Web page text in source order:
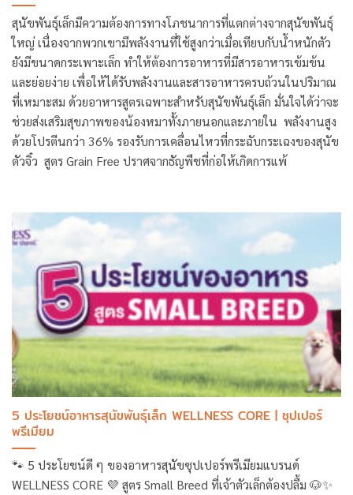
สุนัขพันธุ์เล็กมีความต้องการทางโภชนาการที่แตกต่างจากสุนัขพันธุ์
ใหญ่ เนื่องจากพวกเขามีพลังงานที่ใช้สูงกว่าเมื่อเทียบกับน้ำหนักตัว
ยังมีขนาดกระเพาะเล็ก ทำให้ต้องการอาหารที่มีสารอาหารเข้มข้น
และย่อยง่าย เพื่อให้ได้รับพลังงานและสารอาหารครบถ้วนในปริมาณ
ที่เหมาะสม ด้วยอาหารสูตรเฉพาะสำหรับสุนัขพันธุ์เล็ก มั่นใจได้ว่าจะ
ช่วยส่งเสริมสุขภาพของน้องหมาทั้งภายนอกและภายใน พลังงานสูง
ด้วยโปรตีนกว่า 36% รองรับการเคลื่อนไหวที่กระฉับกระเฉงของสุนัข
ตัวจิ๋ว สูตร Grain Free ปราศจากธัญพืชที่ก่อให้เกิดการแพ้
5 ประโยชน์อาหารสุนัขพันธุ์เล็ก WELLNESS CORE | ซุปเปอร์
พรีเมียม
🐾 5 ประโยชน์ดี ๆ ของอาหารสุนัขซุปเปอร์พรีเมียมแบรนด์
WELLNESS CORE 💜 สูตร Small Breed ที่เจ้าตัวเล็กต้องปลื้ม 🐶✨